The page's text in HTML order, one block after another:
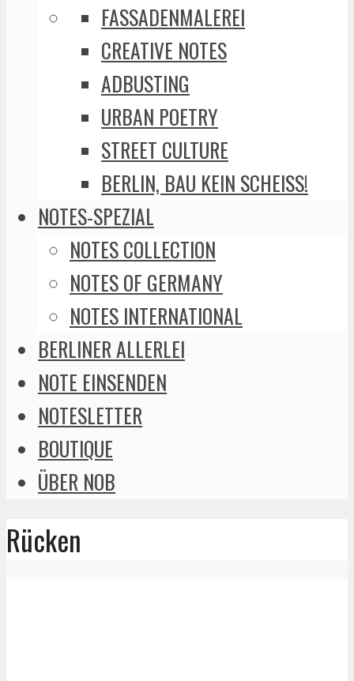
FASSADENMALEREI
CREATIVE NOTES
ADBUSTING
URBAN POETRY
STREET CULTURE
BERLIN, BAU KEIN SCHEISS!
NOTES-SPEZIAL
NOTES COLLECTION
NOTES OF GERMANY
NOTES INTERNATIONAL
BERLINER ALLERLEI
NOTE EINSENDEN
NOTESLETTER
BOUTIQUE
ÜBER NOB
Rücken